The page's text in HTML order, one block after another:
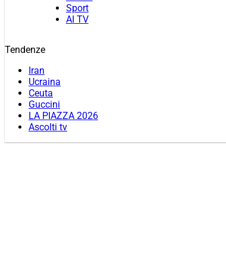
Sport
AI TV
Tendenze
Iran
Ucraina
Ceuta
Guccini
LA PIAZZA 2026
Ascolti tv